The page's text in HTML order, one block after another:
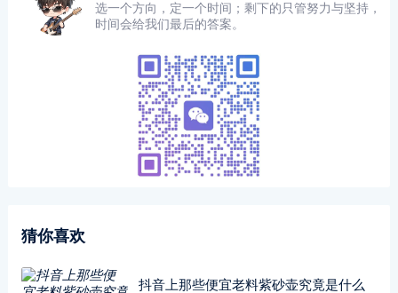
选一个方向，定一个时间；剩下的只管努力与坚持，
时间会给我们最后的答案。
猜你喜欢
抖音上那些便宜老料紫砂壶究竟是什么